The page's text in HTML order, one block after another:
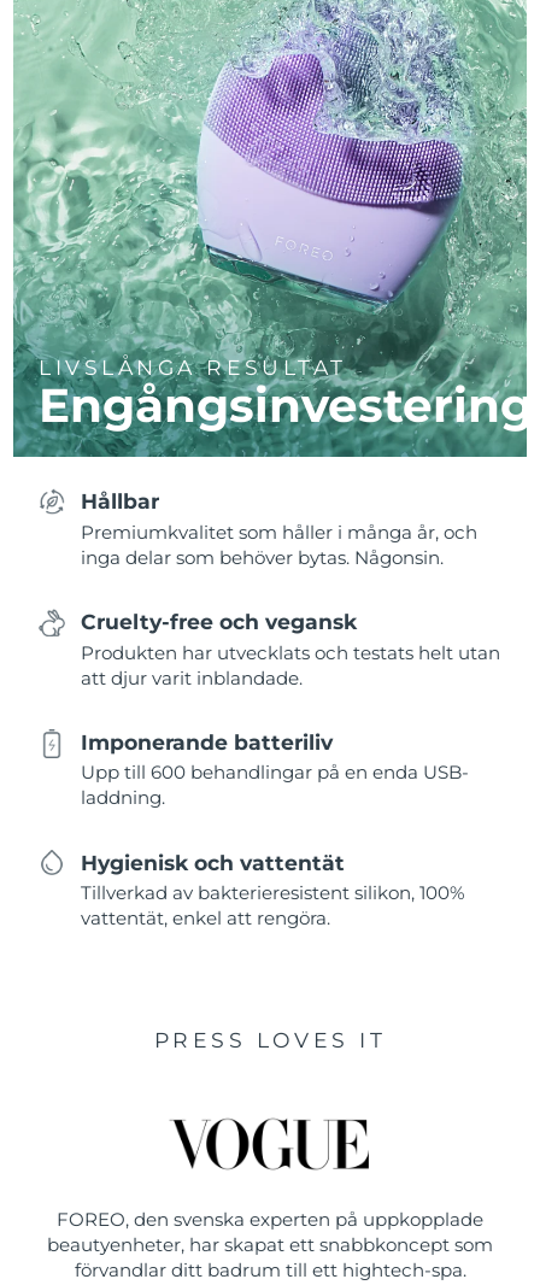
LIVSLÅNGA RESULTAT
Engångsinvestering
Hållbar
Premiumkvalitet som håller i många år, och
inga delar som behöver bytas. Någonsin.
Cruelty-free och vegansk
Produkten har utvecklats och testats helt utan
att djur varit inblandade.
Imponerande batteriliv
Upp till 600 behandlingar på en enda USB-
laddning.
Hygienisk och vattentät
Tillverkad av bakterieresistent silikon, 100%
vattentät, enkel att rengöra.
PRESS LOVES IT
FOREO, den svenska experten på uppkopplade
beautyenheter, har skapat ett snabbkoncept som
förvandlar ditt badrum till ett hightech-spa.